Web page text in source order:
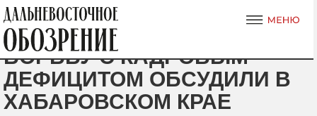
БОРЬБУ С КАДРОВЫМ
ДЕФИЦИТОМ ОБСУДИЛИ В
ХАБАРОВСКОМ КРАЕ